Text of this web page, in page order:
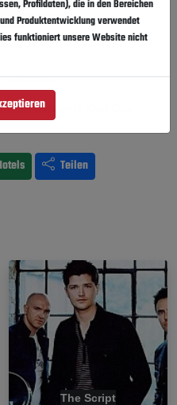
24.06.2018
. Screamo
Ashcroft, Carl Cox
Teilen
The Script
Profildaten), die in den Bereichen
Produktentwicklung verwendet
funktioniert unsere Website nicht